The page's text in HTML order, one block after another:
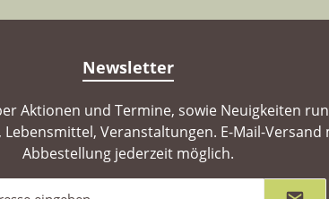
Newsletter
Aktionen und Termine, sowie Neuigkeiten
Veranstaltungen. E-Mail-Versand
Abbestellung jederzeit möglich.